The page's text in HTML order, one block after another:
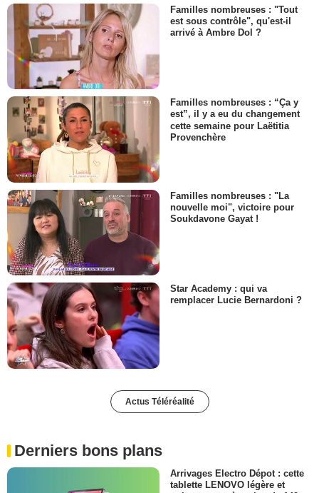
Familles nombreuses : "Tout
est sous contrôle", qu'est-il
arrivé à Ambre Dol ?
Familles nombreuses : “Ça y
est”, il y a eu du changement
cette semaine pour Laëtitia
Provenchère
Familles nombreuses : "La
nouvelle moi", victoire pour
Soukdavone Gayat !
Star Academy : qui va
remplacer Lucie Bernardoni ?
Actus Téléréalité
Derniers bons plans
Arrivages Electro Dépot : cette
tablette LENOVO légère et